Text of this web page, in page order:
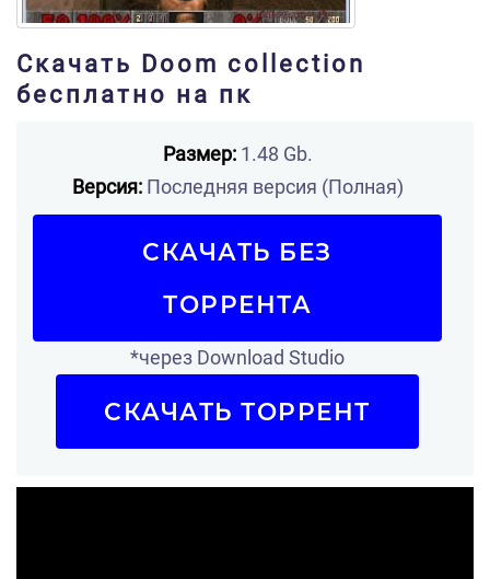
Скачать Doom collection
бесплатно на пк
Размер:1.48 Gb.
Версия:Последняя версия (Полная)
СКАЧАТЬ БЕЗ
ТОРРЕНТА
*через Download Studio
СКАЧАТЬ ТОРРЕНТ